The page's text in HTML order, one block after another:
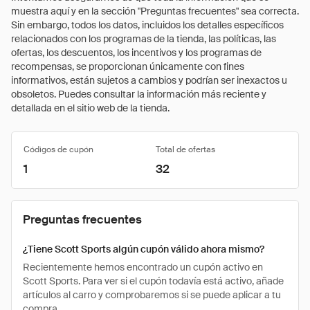
muestra aquí y en la sección "Preguntas frecuentes" sea correcta.
Sin embargo, todos los datos, incluidos los detalles específicos
relacionados con los programas de la tienda, las políticas, las
ofertas, los descuentos, los incentivos y los programas de
recompensas, se proporcionan únicamente con fines
informativos, están sujetos a cambios y podrían ser inexactos u
obsoletos. Puedes consultar la información más reciente y
detallada en el sitio web de la tienda.
Códigos de cupón Total de ofertas
1 32
Preguntas frecuentes
¿Tiene Scott Sports algún cupón válido ahora mismo?
Recientemente hemos encontrado un cupón activo en
Scott Sports. Para ver si el cupón todavía está activo, añade
artículos al carro y comprobaremos si se puede aplicar a tu